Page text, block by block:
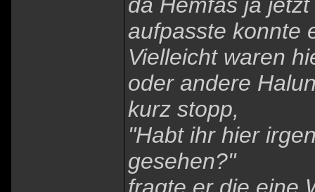
da Hemfas ja
aufpasste konnte
Vielleicht waren
oder andere
kurz stopp,
"Habt ihr hier
gesehen?"